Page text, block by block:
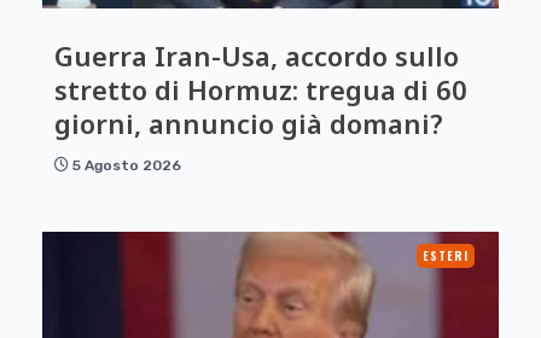
Guerra Iran-Usa, accordo sullo
stretto di Hormuz: tregua di 60
giorni, annuncio già domani?
5 Agosto 2026
ESTERI